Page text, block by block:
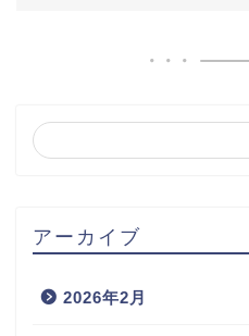
アーカイブ
2026年2月